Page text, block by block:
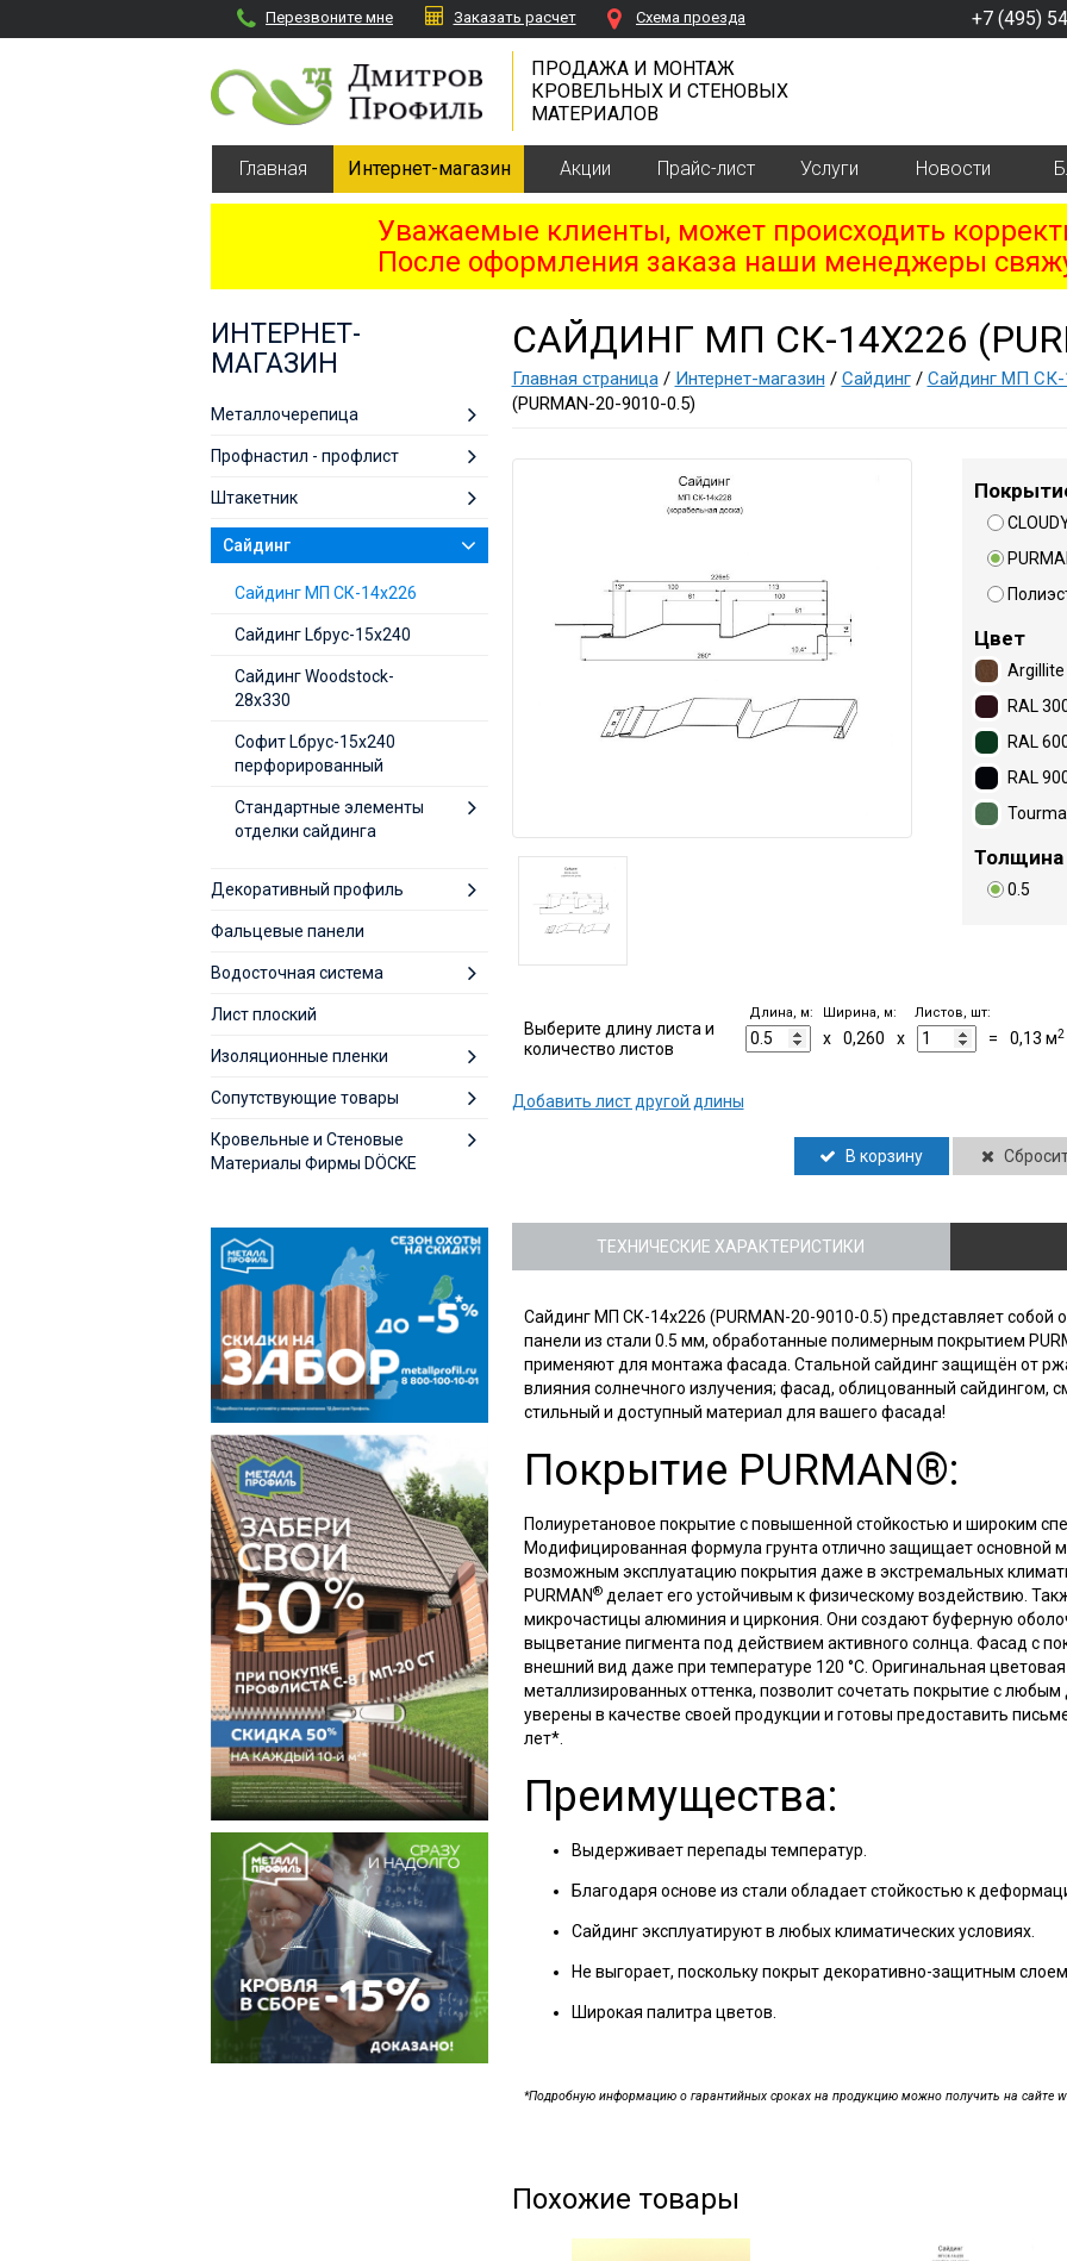
Перезвоните мне Заказать расчет Cхема проезда +7 (495)
ПРОДАЖА И МОНТАЖ
КРОВЕЛЬНЫХ И СТЕНОВЫХ
МАТЕРИАЛОВ
Главная Интернет-магазин Акции Прайс-лист Услуги Новости
Уважаемые клиенты, может происходить
После оформления заказа наши менеджеры
ИНТЕРНЕТ-
МАГАЗИН
Металлочерепица
Профнастил - профлист
Штакетник
Сайдинг
Cайдинг МП СК-14х226
Сайдинг Lбрус-15х240
Сайдинг Woodstock-
28х330
Софит Lбрус-15х240
перфорированный
Стандартные элементы
отделки сайдинга
Декоративный профиль
Фальцевые панели
Водосточная система
Лист плоский
Изоляционные пленки
Сопутствующие товары
Кровельные и Стеновые
Материалы Фирмы DÖCKE
САЙДИНГ МП СК-14Х226
Главная страница/ Интернет-магазин / Сайдинг/ Cайдинг МП СК-
(PURMAN-20-9010-0.5)
Цвет
Argillite
RAL
RAL
RAL
Толщина
0.5
Выберите длину листа и
количество листов
Длина, м:
x 0,260
Ширина, м:
x
Листов, шт:
= 0,13 м2
Добавить лист другой длины
В корзину
ТЕХНИЧЕСКИЕ ХАРАКТЕРИСТИКИ
Сайдинг МП СК-14х226 (PURMAN-20-9010-0.5) представляет
панели из стали 0.5 мм, обработанные полимерным покрытием
применяют для монтажа фасада. Стальной сайдинг защищён от
влияния солнечного излучения; фасад, облицованный сайдингом,
стильный и доступный материал для вашего фасада!
Покрытие PURMAN®:
Полиуретановое покрытие с повышенной стойкостью и широким
Модифицированная формула грунта отлично защищает основной
возможным эксплуатацию покрытия даже в экстремальных
PURMAN®делает его устойчивым к физическому воздействию.
микрочастицы алюминия и циркония. Они создают буферную
выцветание пигмента под действием активного солнца. Фасад с
внешний вид даже при температуре 120 °С. Оригинальная
металлизированных оттенка, позволит сочетать покрытие с
уверены в качестве своей продукции и готовы предоставить
лет*.
Преимущества:
Выдерживает перепады температур.
Благодаря основе из стали обладает стойкостью к
Сайдинг эксплуатируют в любых климатических условиях.
Не выгорает, поскольку покрыт декоративно-защитным
Широкая палитра цветов.
*Подробную информацию о гарантийных сроках на продукцию можно получить на сайте
Похожие товары